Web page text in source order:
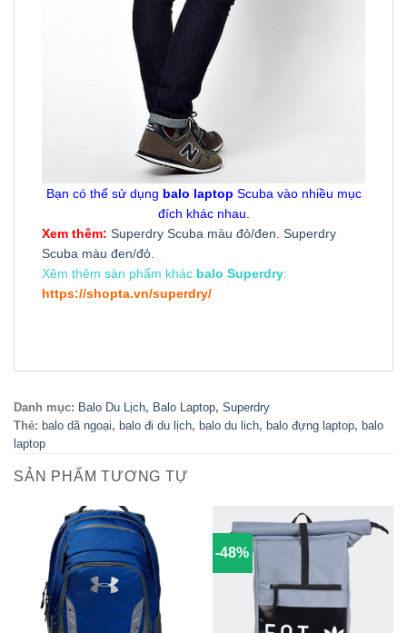
Bạn có thể sử dụng balo laptop Scuba vào nhiều mục
đích khác nhau.
Xem thêm: Superdry Scuba màu đỏ/đen Superdry
Scuba màu đen/đỏ
Xêm thêm sản phẩm khác balo Superdry:
https://shopta.vn/superdry/
Danh mục: Balo Du Lịch, Balo Laptop, Superdry
Thẻ: balo dã ngoại, balo đi du lịch, balo du lich, balo đựng laptop, balo
laptop
SẢN PHẨM TƯƠNG TỰ
-48%